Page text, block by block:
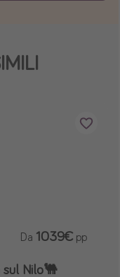
Nilo🐫
Da 1039€ pp